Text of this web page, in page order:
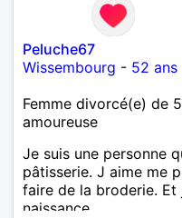
Peluche67
Wissembourg - 52 ans
Femme divorcé(e) de
amoureuse
Je suis une personne
pâtisserie. J aime me
faire de la broderie. Et
naissance.